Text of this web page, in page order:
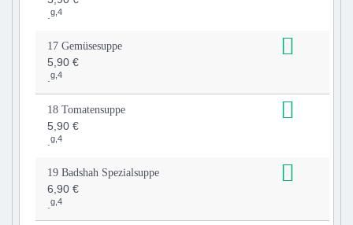
.g,4
17 Gemüsesuppe
5,90 €
.g,4
18 Tomatensuppe
5,90 €
.g,4
19 Badshah Spezialsuppe
6,90 €
.g,4